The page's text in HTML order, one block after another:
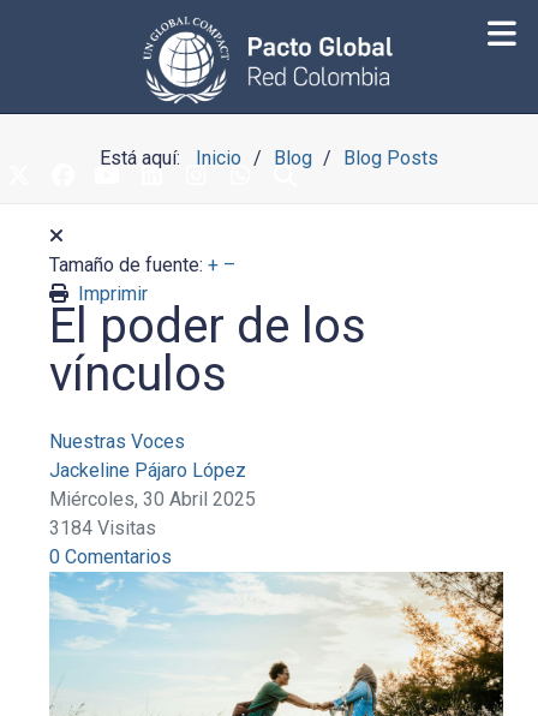
Está aquí: Inicio Blog Blog Posts
Tamaño de fuente: + –
Imprimir
El poder de los
vínculos
Nuestras Voces
Jackeline Pájaro López
Miércoles, 30 Abril 2025
3184 Visitas
0 Comentarios